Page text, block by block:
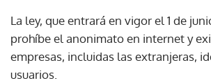
La ley, que entrará en vigor el 1 de
prohíbe el anonimato en internet y
empresas, incluidas las extranjeras,
usuarios.